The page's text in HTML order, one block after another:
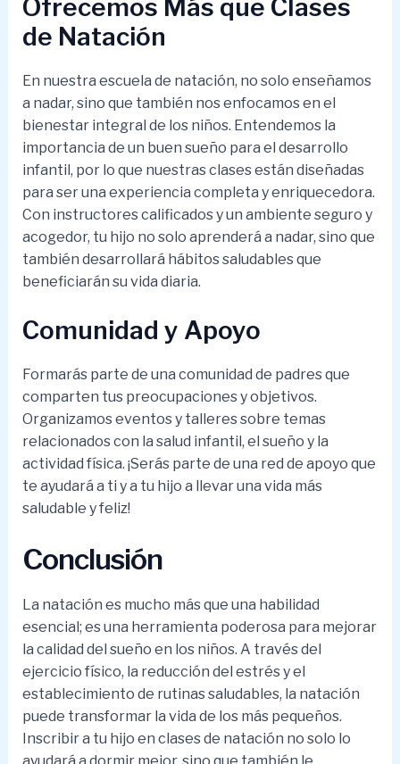
Ofrecemos Más que Clases
de Natación
En nuestra escuela de natación, no solo enseñamos
a nadar, sino que también nos enfocamos en el
bienestar integral de los niños. Entendemos la
importancia de un buen sueño para el desarrollo
infantil, por lo que nuestras clases están diseñadas
para ser una experiencia completa y enriquecedora.
Con instructores calificados y un ambiente seguro y
acogedor, tu hijo no solo aprenderá a nadar, sino que
también desarrollará hábitos saludables que
beneficiarán su vida diaria.
Comunidad y Apoyo
Formarás parte de una comunidad de padres que
comparten tus preocupaciones y objetivos.
Organizamos eventos y talleres sobre temas
relacionados con la salud infantil, el sueño y la
actividad física. ¡Serás parte de una red de apoyo que
te ayudará a ti y a tu hijo a llevar una vida más
saludable y feliz!
Conclusión
La natación es mucho más que una habilidad
esencial; es una herramienta poderosa para mejorar
la calidad del sueño en los niños. A través del
ejercicio físico, la reducción del estrés y el
establecimiento de rutinas saludables, la natación
puede transformar la vida de los más pequeños.
Inscribir a tu hijo en clases de natación no solo lo
ayudará a dormir mejor, sino que también le